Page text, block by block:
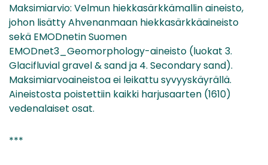
Maksimiarvio: Velmun hiekkasärkkämallin aineisto,
johon lisätty Ahvenanmaan hiekkasärkkäaineisto
sekä EMODnetin Suomen
EMODnet3_Geomorphology-aineisto (luokat 3.
Glacifluvial gravel & sand ja 4. Secondary sand).
Maksimiarvoaineistoa ei leikattu syvyyskäyrällä.
Aineistosta poistettiin kaikki harjusaarten (1610)
vedenalaiset osat.
***